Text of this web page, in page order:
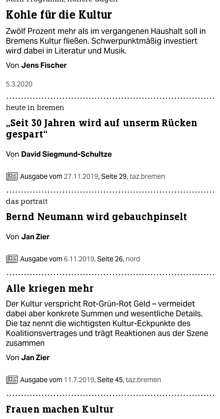
Kohle für die Kultur
Zwölf Prozent mehr als im vergangenen Haushalt soll in
Bremens Kultur fließen. Schwerpunktmäßig investiert
wird dabei in Literatur und Musik.
Von Jens Fischer
5.3.2020
heute in bremen
„Seit 30 Jahren wird auf unserm Rücken
gespart“
Von David Siegmund-Schultze
Ausgabe vom 27.11.2019,Seite 29,taz.bremen
das portrait
Bernd Neumann wird gebauchpinselt
Von Jan Zier
Ausgabe vom6.11.2019,Seite 26, nord
Alle kriegen mehr
Der Kultur verspricht Rot-Grün-Rot Geld – vermeidet
dabei aber konkrete Summen und wesentliche Details.
Die taz nennt die wichtigsten Kultur-Eckpunkte des
Koalitionsvertrages und trägt Reaktionen aus der Szene
zusammen
Von Jan Zier
Ausgabe vom 11.7.2019,Seite 45,taz.bremen
Frauen machen Kultur